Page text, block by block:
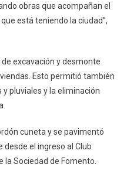
obras que acompañan el
está teniendo la ciudad”,
excavación y desmonte
Esto permitió también
pluviales y la eliminación
cuneta y se pavimentó
el ingreso al Club
la Sociedad de Fomento.